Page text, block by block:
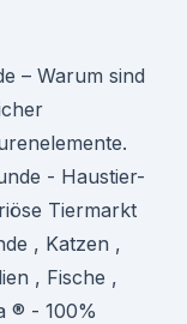
– Warum sind
- Haustier-
Tiermarkt
, Katzen ,
, Fische ,
® - 100%